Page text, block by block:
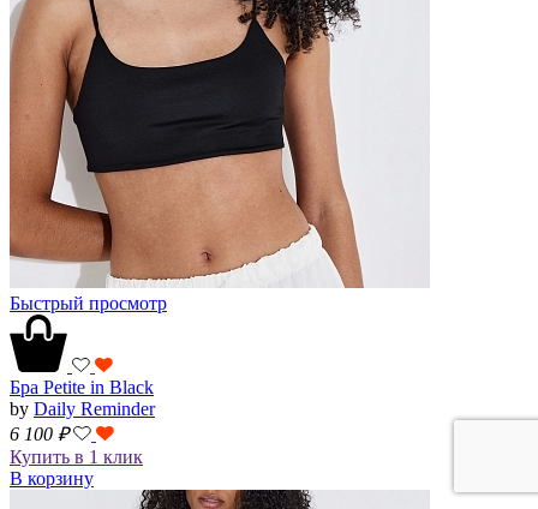
Быстрый просмотр
Бра Petite in Black
by Daily Reminder
6 100 ₽
Купить в 1 клик
В корзину